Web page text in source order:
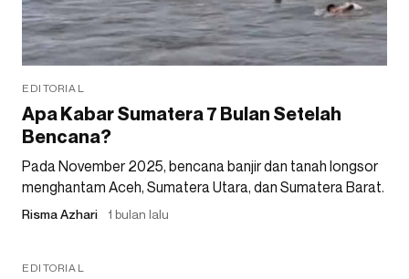
EDITORIAL
Apa Kabar Sumatera 7 Bulan Setelah
Bencana?
Pada November 2025, bencana banjir dan tanah longsor
menghantam Aceh, Sumatera Utara, dan Sumatera Barat.
Risma Azhari 1 bulan lalu
EDITORIAL